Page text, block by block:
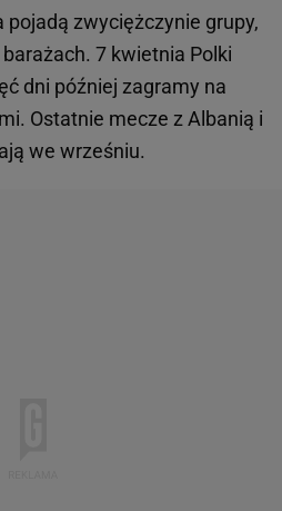
zwyciężczynie grupy,
7 kwietnia Polki
dni później zagramy na
Ostatnie mecze z Albanią i
we wrześniu.